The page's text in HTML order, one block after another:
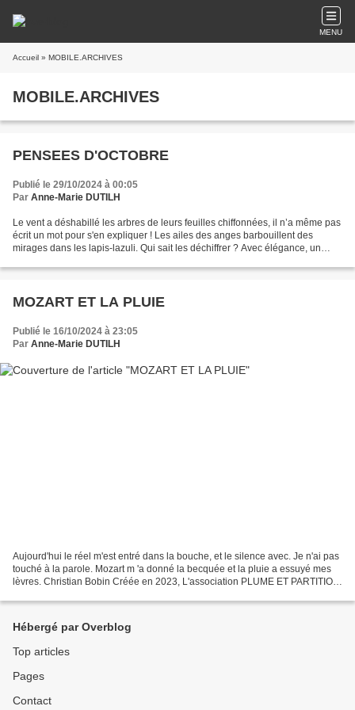
MENU
Accueil » MOBILE.ARCHIVES
MOBILE.ARCHIVES
PENSEES D'OCTOBRE
Publié le 29/10/2024 à 00:05
Par Anne-Marie DUTILH
Le vent a déshabillé les arbres de leurs feuilles chiffonnées, il n’a même pas
écrit un mot pour s'en expliquer ! Les ailes des anges barbouillent des
mirages dans les lapis-lazuli. Qui sait les déchiffrer ? Avec élégance, un
MOZART ET LA PLUIE
Publié le 16/10/2024 à 23:05
Par Anne-Marie DUTILH
Aujourd'hui le réel m'est entré dans la bouche, et le silence avec. Je n'ai pas
touché à la parole. Mozart m 'a donné la becquée et la pluie a essuyé mes
lèvres. Christian Bobin Créée en 2023, L'association PLUME ET PARTITION
Hébergé par Overblog
Top articles
Pages
Contact